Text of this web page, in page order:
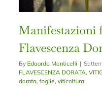
Manifestazioni
Flavescenza
By Edoardo Monticelli |
FLAVESCENZA DORATA,
dorata,foglie,viticoltura